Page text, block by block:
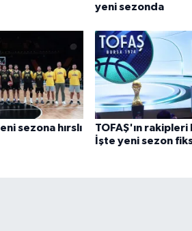
yeni sezonda
sezona hırslı
TOFAŞ'ın
İşte yeni sezon